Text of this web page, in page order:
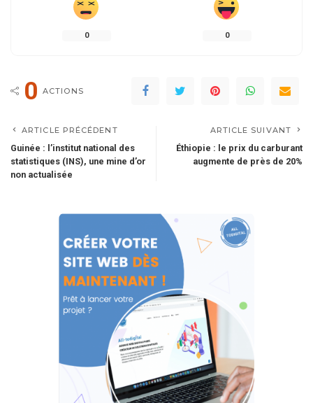
0 0
0 ACTIONS
ARTICLE PRÉCÉDENT
Guinée : l’institut national des
statistiques (INS), une mine d’or
non actualisée
ARTICLE SUIVANT
Éthiopie : le prix du carburant
augmente de près de 20%